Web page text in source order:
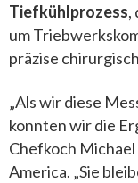
Tiefkühlprozess,
um
präzise
„Als wir diese
konnten wir die
Chefkoch
America. „Sie